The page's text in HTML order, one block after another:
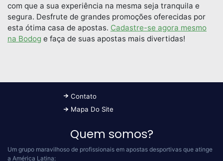
com que a sua experiência na mesma seja tranquila e
segura. Desfrute de grandes promoções oferecidas por
esta ótima casa de apostas. Cadastre-se agora mesmo
na Bodog e faça de suas apostas mais divertidas!
Contato
Mapa Do Site
Quem somos?
Um grupo maravilhoso de profissionais em apostas desportivas que atinge
a América Latina: